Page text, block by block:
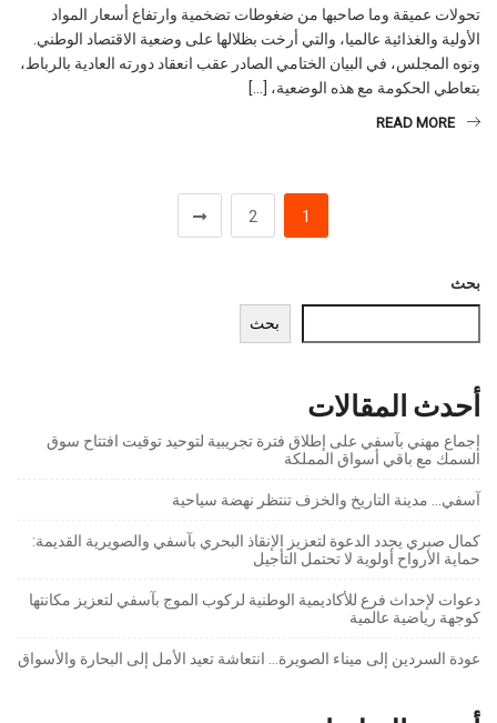
الأولية والغذائية عالميا، والتي أرخت بظلالها على وضعية الاقتصاد الوطني.
ونوه المجلس، في البيان الختامي الصادر عقب انعقاد دورته العادية بالرباط،
بتعاطي الحكومة مع هذه الوضعية، […]
READ MORE
1
2
أحدث المقالات
إجماع مهني بآسفي على إطلاق فترة تجريبية لتوحيد توقيت افتتاح سوق
السمك مع باقي أسواق المملكة
حماية الأرواح أولوية لا تحتمل التأجيل
كوجهة رياضية عالمية
أحدث التعليقات